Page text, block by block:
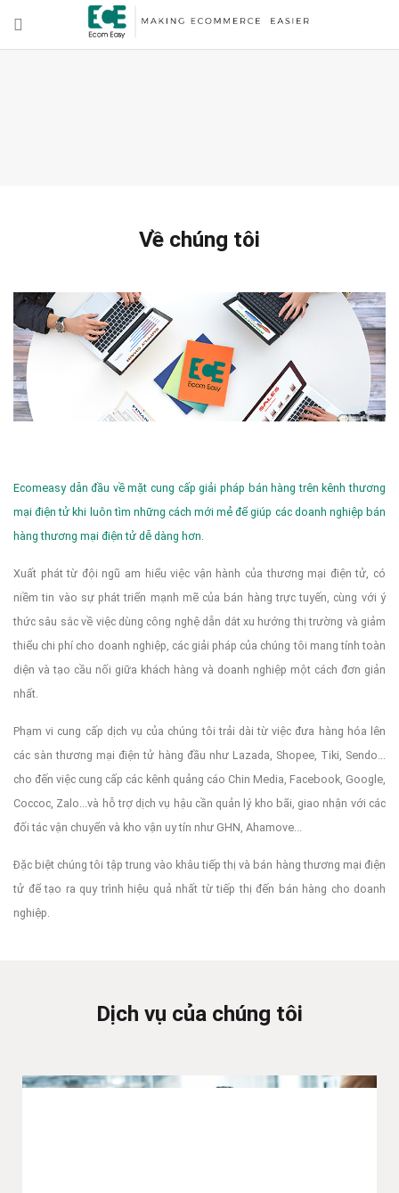
Về chúng tôi
Ecomeasy dẫn đầu về mặt cung cấp giải pháp bán hàng trên kênh thương
mại điện tử khi luôn tìm những cách mới mẻ để giúp các doanh nghiệp bán
hàng thương mại điện tử dễ dàng hơn.
Xuất phát từ đội ngũ am hiểu việc vận hành của thương mại điện tử, có
niềm tin vào sự phát triển mạnh mẽ của bán hàng trực tuyến, cùng với ý
thức sâu sắc về việc dùng công nghệ dẫn dắt xu hướng thị trường và giảm
thiểu chi phí cho doanh nghiệp, các giải pháp của chúng tôi mang tính toàn
diện và tạo cầu nối giữa khách hàng và doanh nghiệp một cách đơn giản
nhất.
Phạm vi cung cấp dịch vụ của chúng tôi trải dài từ việc đưa hàng hóa lên
các sàn thương mại điện tử hàng đầu như Lazada, Shopee, Tiki, Sendo...
cho đến việc cung cấp các kênh quảng cáo Chin Media, Facebook, Google,
Coccoc, Zalo...và hỗ trợ dịch vụ hậu cần quản lý kho bãi, giao nhận với các
đối tác vận chuyển và kho vận uy tín như GHN, Ahamove...
Đặc biệt chúng tôi tập trung vào khâu tiếp thị và bán hàng thương mại điện
tử để tạo ra quy trình hiệu quả nhất từ tiếp thị đến bán hàng cho doanh
nghiệp.
Dịch vụ của chúng tôi